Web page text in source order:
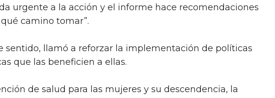
urgente a la acción y el informe hace recomendaciones
camino tomar”.
sentido, llamó a reforzar la implementación de políticas
que las beneficien a ellas.
de salud para las mujeres y su descendencia, la